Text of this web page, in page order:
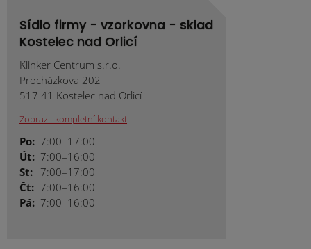
Sídlo firmy - vzorkovna - sklad
Kostelec nad Orlicí
Klinker Centrum s.r.o.
Procházkova 202
517 41 Kostelec nad Orlicí
Zobrazit kompletní kontakt
Po: 7:00–17:00
Út: 7:00–16:00
St: 7:00–17:00
Čt: 7:00–16:00
Pá: 7:00–16:00